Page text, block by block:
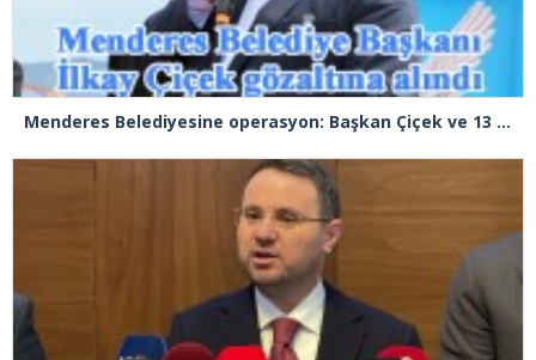
Menderes Belediyesine operasyon: Başkan Çiçek ve 13 kişi gözaltında